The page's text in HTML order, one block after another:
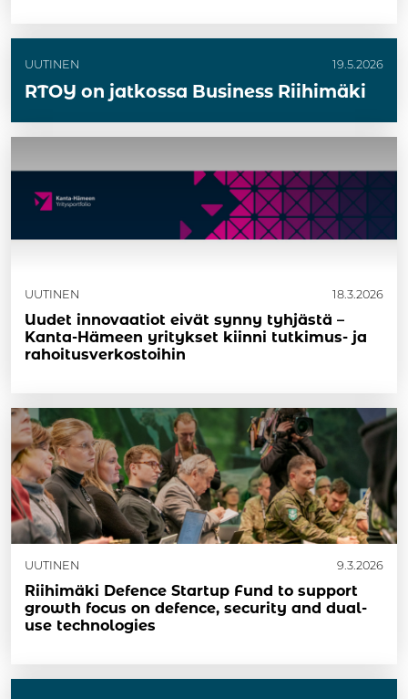
UUTINEN 19.5.2026
RTOY on jatkossa Business Riihimäki
UUTINEN 18.3.2026
Uudet innovaatiot eivät synny tyhjästä –
Kanta-Hämeen yritykset kiinni tutkimus- ja
rahoitusverkostoihin
UUTINEN 9.3.2026
Riihimäki Defence Startup Fund to support
growth focus on defence, security and dual-
use technologies